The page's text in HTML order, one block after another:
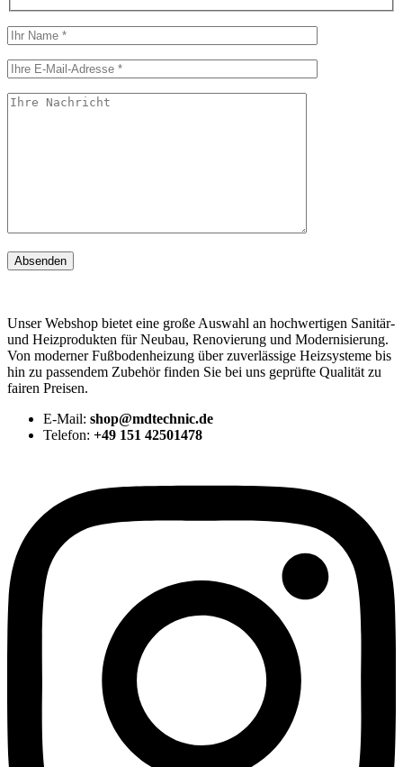
Unser Webshop bietet eine große Auswahl an hochwertigen Sanitär-
und Heizprodukten für Neubau, Renovierung und Modernisierung.
Von moderner Fußbodenheizung über zuverlässige Heizsysteme bis
hin zu passendem Zubehör finden Sie bei uns geprüfte Qualität zu
fairen Preisen.
E-Mail: shop@mdtechnic.de
Telefon: +49 151 42501478